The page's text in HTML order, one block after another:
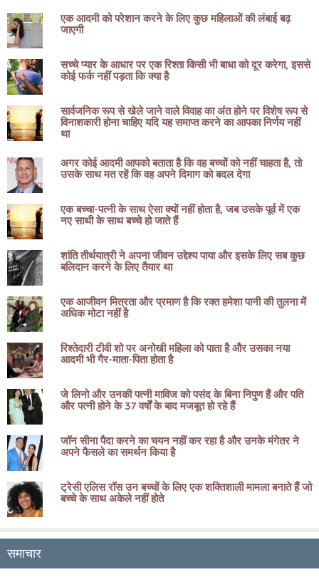
एक आदमी को परेशान करने के लिए कुछ महिलाओं की लंबाई बढ़
जाएगी
सच्चे प्यार के आधार पर एक रिश्ता किसी भी बाधा को दूर करेगा, इससे
कोई फर्क नहीं पड़ता कि क्या है
सार्वजनिक रूप से खेले जाने वाले विवाह का अंत होने पर विशेष रूप से
विनाशकारी होना चाहिए यदि यह समाप्त करने का आपका निर्णय नहीं
था
अगर कोई आदमी आपको बताता है कि वह बच्चों को नहीं चाहता है, तो
उसके साथ मत रहें कि वह अपने दिमाग को बदल देगा
एक बच्चा-पत्नी के साथ ऐसा क्यों नहीं होता है, जब उसके पूर्व में एक
नए साथी के साथ बच्चे हो जाते हैं
शांति तीर्थयात्री ने अपना जीवन उद्देश्य पाया और इसके लिए सब कुछ
बलिदान करने के लिए तैयार था
एक आजीवन मित्रता और प्रमाण है कि रक्त हमेशा पानी की तुलना में
अधिक मोटा नहीं है
रिश्तेदारी टीवी शो पर अनोखी महिला को पाता है और उसका नया
आदमी भी गैर-माता-पिता होता है
जे लिनो और उनकी पत्नी माविज को पसंद के बिना निपुण हैं और पति
और पत्नी होने के 37 वर्षों के बाद मजबूत हो रहे हैं
जॉन सीना पैदा करने का चयन नहीं कर रहा है और उनके मंगेतर ने
अपने फैसले का समर्थन किया है
ट्रेसी एलिस रॉस उन बच्चों के लिए एक शक्तिशाली मामला बनाते हैं जो
बच्चे के साथ अकेले नहीं होते
समाचार